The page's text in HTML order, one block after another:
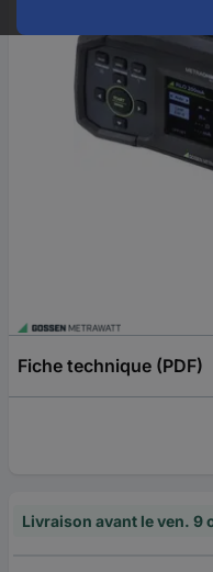
Fiche technique (PDF)
Livraison avant le ven. 9